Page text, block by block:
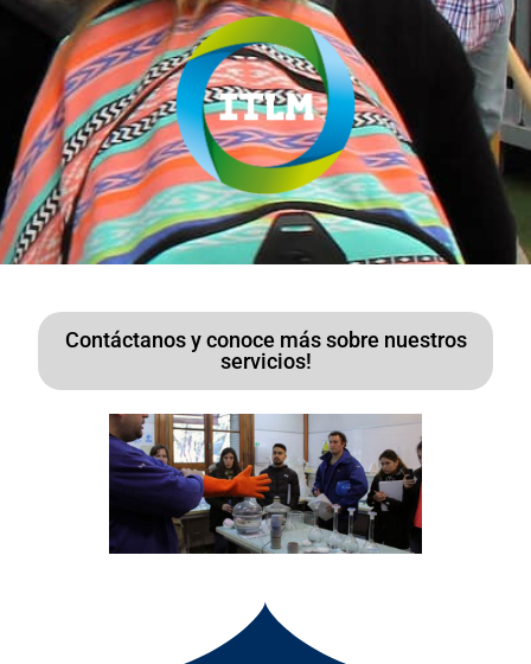
Contáctanos y conoce más sobre nuestros
servicios!